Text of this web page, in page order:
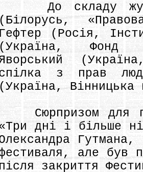
складу журі
Гефтер (Росія,
Фонд
з прав
Вінницька
для
дні і більше
але був
закриття